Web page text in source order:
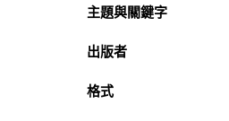
主題與關鍵字
出版者
格式